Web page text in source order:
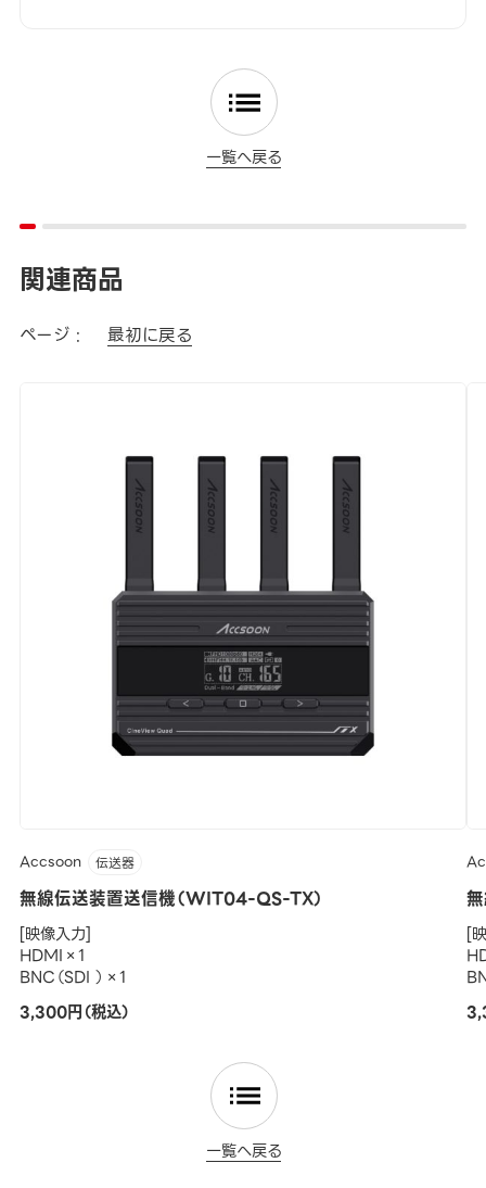
一覧へ戻る
関連商品
ページ : 最初に戻る
Accsoon 伝送器
無線伝送装置送信機（WIT04-QS-TX）
[映像入力]
HDMI×1
BNC（SDI ）×1
3,300円（税込）
[
一覧へ戻る